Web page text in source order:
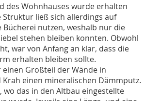
des Wohnhauses wurde erhalten
ließ sich allerdings auf
nutzen, weshalb nur die
stehen bleiben konnten. Obwohl
war von Anfang an klar, dass die
erhalten bleiben sollte.
Großteil der Wände in
einen mineralischen Dämmputz.
das in den Altbau eingestellte